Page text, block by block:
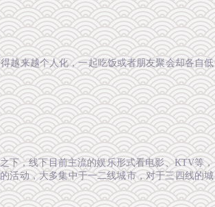
越来越个人化，一起吃饭或者朋友聚会却各自低
下，线下目前主流的娱乐形式看电影、KTV等，
活动，大多集中于一二线城市，对于三四线的城